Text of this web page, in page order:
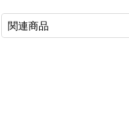
関連商品